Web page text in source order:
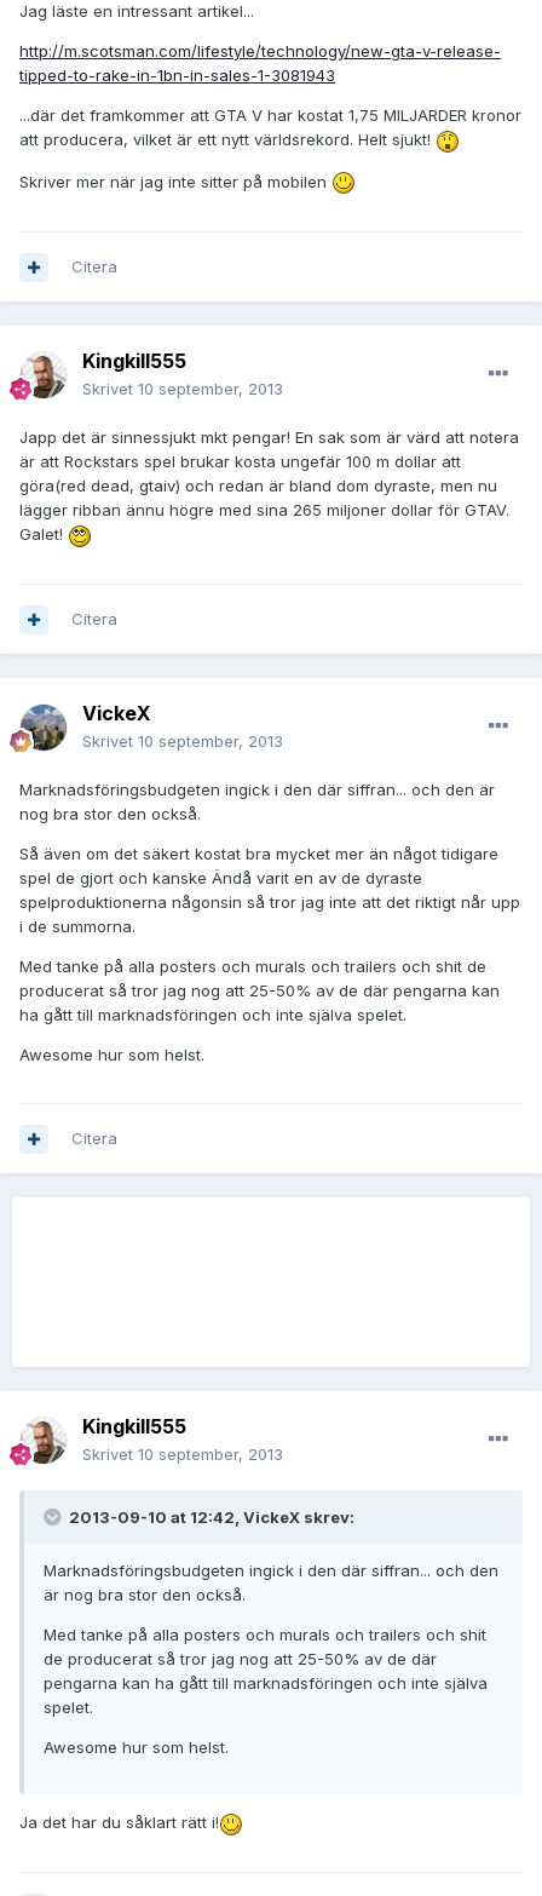
Jag läste en intressant artikel...
http://m.scotsman.com/lifestyle/technology/new-gta-v-release-
tipped-to-rake-in-1bn-in-sales-1-3081943
...där det framkommer att GTA V har kostat 1,75 MILJARDER kronor
att producera, vilket är ett nytt världsrekord. Helt sjukt!
Skriver mer när jag inte sitter på mobilen
Citera
Kingkill555
Skrivet 10 september, 2013
Japp det är sinnessjukt mkt pengar! En sak som är värd att notera
är att Rockstars spel brukar kosta ungefär 100 m dollar att
göra(red dead, gtaiv) och redan är bland dom dyraste, men nu
lägger ribban ännu högre med sina 265 miljoner dollar för GTAV.
Galet!
Citera
VickeX
Skrivet 10 september, 2013
Marknadsföringsbudgeten ingick i den där siffran... och den är
nog bra stor den också.
Så även om det säkert kostat bra mycket mer än något tidigare
spel de gjort och kanske Ändå varit en av de dyraste
spelproduktionerna någonsin så tror jag inte att det riktigt når upp
i de summorna.
Med tanke på alla posters och murals och trailers och shit de
producerat så tror jag nog att 25-50% av de där pengarna kan
ha gått till marknadsföringen och inte själva spelet.
Awesome hur som helst.
Citera
Kingkill555
Skrivet 10 september, 2013
2013-09-10 at 12:42, VickeX skrev:
Marknadsföringsbudgeten ingick i den där siffran... och den
är nog bra stor den också.
Med tanke på alla posters och murals och trailers och shit
de producerat så tror jag nog att 25-50% av de där
pengarna kan ha gått till marknadsföringen och inte själva
spelet.
Awesome hur som helst.
Ja det har du såklart rätt i!